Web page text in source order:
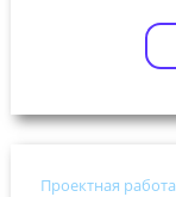
Проектная работа